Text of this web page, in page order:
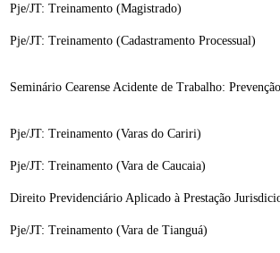
Pje/JT: Treinamento (Magistrado)
Pje/JT: Treinamento (Cadastramento Processual)
Seminário Cearense Acidente de Trabalho:
Pje/JT: Treinamento (Varas do Cariri)
Pje/JT: Treinamento (Vara de Caucaia)
Direito Previdenciário Aplicado à Prestação
Pje/JT: Treinamento (Vara de Tianguá)